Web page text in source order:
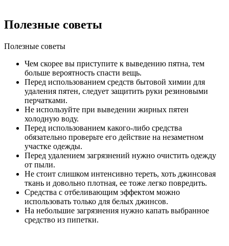
Полезные советы
Полезные советы
Чем скорее вы приступите к выведению пятна, тем
больше вероятность спасти вещь.
Перед использованием средств бытовой химии для
удаления пятен, следует защитить руки резиновыми
перчатками.
Не используйте при выведении жирных пятен
холодную воду.
Перед использованием какого-либо средства
обязательно проверьте его действие на незаметном
участке одежды.
Перед удалением загрязнений нужно очистить одежду
от пыли.
Не стоит слишком интенсивно тереть, хоть джинсовая
ткань и довольно плотная, ее тоже легко повредить.
Средства с отбеливающим эффектом можно
использовать только для белых джинсов.
На небольшие загрязнения нужно капать выбранное
средство из пипетки.